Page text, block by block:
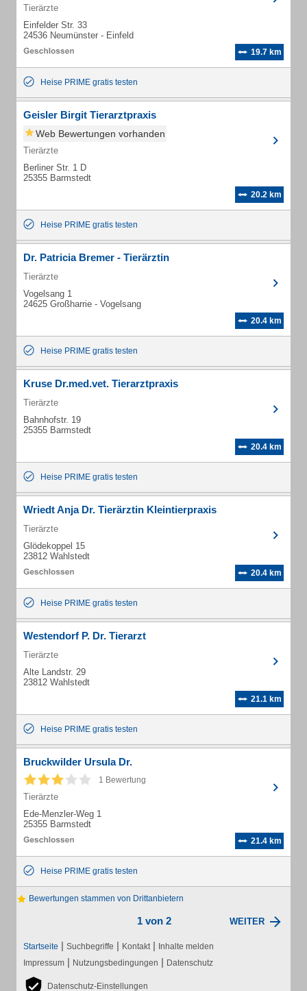
Tierärzte
Einfelder Str. 33
24536 Neumünster - Einfeld
19.7 km
Heise PRIME gratis testen
Geisler Birgit Tierarztpraxis
Web Bewertungen vorhanden
Tierärzte
Berliner Str. 1 D
25355 Barmstedt
20.2 km
Heise PRIME gratis testen
Dr. Patricia Bremer - Tierärztin
Tierärzte
Vogelsang 1
24625 Großharrie - Vogelsang
20.4 km
Heise PRIME gratis testen
Kruse Dr.med.vet. Tierarztpraxis
Tierärzte
Bahnhofstr. 19
25355 Barmstedt
20.4 km
Heise PRIME gratis testen
Wriedt Anja Dr. Tierärztin Kleintierpraxis
Tierärzte
Glödekoppel 15
23812 Wahlstedt
20.4 km
Heise PRIME gratis testen
Westendorf P. Dr. Tierarzt
Tierärzte
Alte Landstr. 29
23812 Wahlstedt
21.1 km
Heise PRIME gratis testen
Bruckwilder Ursula Dr.
1 Bewertung
Tierärzte
Ede-Menzler-Weg 1
25355 Barmstedt
21.4 km
Heise PRIME gratis testen
Bewertungen stammen von Drittanbietern
1 von 2 WEITER
Startseite | Suchbegriffe | Kontakt | Inhalte melden
Impressum | Nutzungsbedingungen | Datenschutz
Datenschutz-Einstellungen